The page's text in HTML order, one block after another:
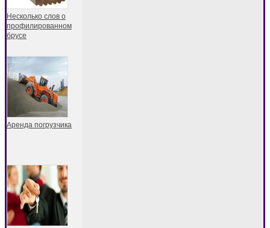
Несколько слов о
профилированном
брусе
Аренда погрузчика